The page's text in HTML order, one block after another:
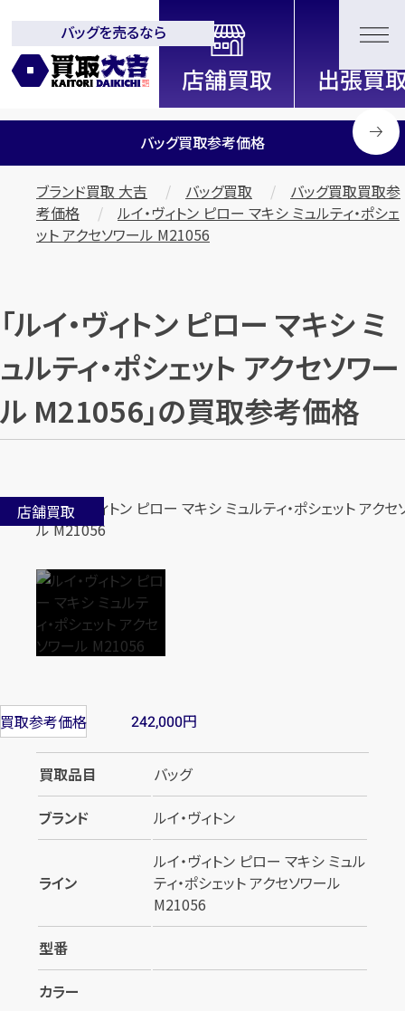
全国2000店舗以上展開中！
信頼と実績の買取専門店「買取大
吉」
バッグを売るなら
バッグ買取参考価格
ブランド買取 大吉 バッグ買取
バッグ買取買取参
考価格
ルイ・ヴィトン ピロー マキシ ミュルティ・ポシェ
ット アクセソワール M21056
「ルイ・ヴィトン ピロー マキシ ミ
ュルティ・ポシェット アクセソワー
ル M21056」の買取参考価格
店舗買取
買取参考価格 242,000円
買取品目
バッグ
ブランド
ルイ・ヴィトン
ライン
ルイ・ヴィトン ピロー マキシ ミュル
ティ・ポシェット アクセソワール
M21056
型番
カラー